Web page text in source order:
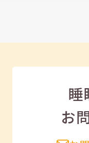
睡
お